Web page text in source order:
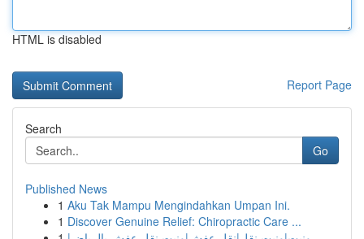
HTML is disabled
Report Page
Search
Go
Published News
1 Aku Tak Mampu Mengindahkan Umpan Ini.
1 Discover Genuine Relief: Chiropractic Care ...